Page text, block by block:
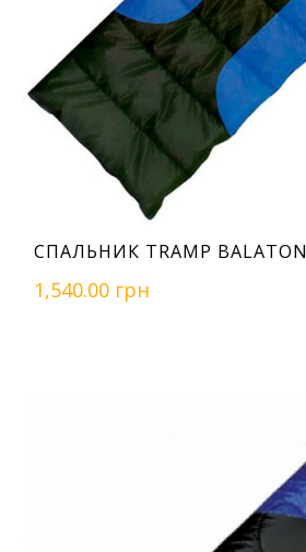
СПАЛЬНИК TRAMP BALATON
1,540.00 грн